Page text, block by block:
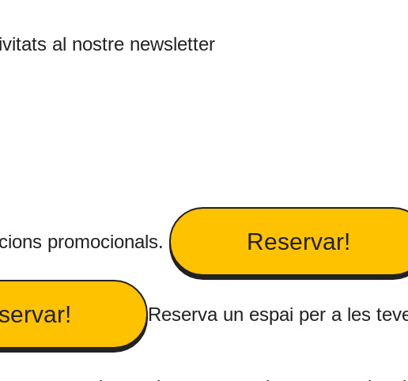
al nostre newsletter
promocionals. Reservar!
Reserva un espai per a les